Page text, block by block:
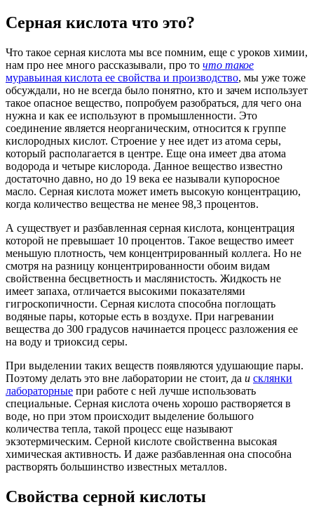
Серная кислота что это?
Что такое серная кислота мы все помним, еще с уроков химии,
нам про нее много рассказывали, про то что такое
муравьиная кислота ее свойства и производство, мы уже тоже
обсуждали, но не всегда было понятно, кто и зачем использует
такое опасное вещество, попробуем разобраться, для чего она
нужна и как ее используют в промышленности. Это
соединение является неорганическим, относится к группе
кислородных кислот. Строение у нее идет из атома серы,
который располагается в центре. Еще она имеет два атома
водорода и четыре кислорода. Данное вещество известно
достаточно давно, но до 19 века ее называли купоросное
масло. Серная кислота может иметь высокую концентрацию,
когда количество вещества не менее 98,3 процентов.
А существует и разбавленная серная кислота, концентрация
которой не превышает 10 процентов. Такое вещество имеет
меньшую плотность, чем концентрированный коллега. Но не
смотря на разницу концентрированности обоим видам
свойственна бесцветность и маслянистость. Жидкость не
имеет запаха, отличается высокими показателями
гигроскопичности. Серная кислота способна поглощать
водяные пары, которые есть в воздухе. При нагревании
вещества до 300 градусов начинается процесс разложения ее
на воду и триоксид серы.
При выделении таких веществ появляются удушающие пары.
Поэтому делать это вне лаборатории не стоит, да и склянки
лабораторные при работе с ней лучше использовать
специальные. Серная кислота очень хорошо растворяется в
воде, но при этом происходит выделение большого
количества тепла, такой процесс еще называют
экзотермическим. Серной кислоте свойственна высокая
химическая активность. И даже разбавленная она способна
растворять большинство известных металлов.
Свойства серной кислоты